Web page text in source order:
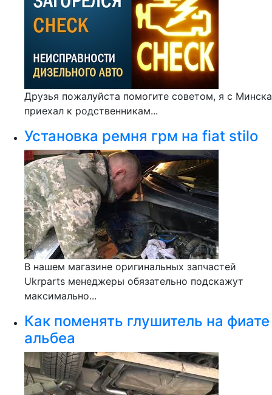
Друзья пожалуйста помогите советом, я с Минска
приехал к родственникам...
Установка ремня грм на fiat stilo
В нашем магазине оригинальных запчастей
Ukrparts менеджеры обязательно подскажут
максимально...
Как поменять глушитель на фиате
альбеа